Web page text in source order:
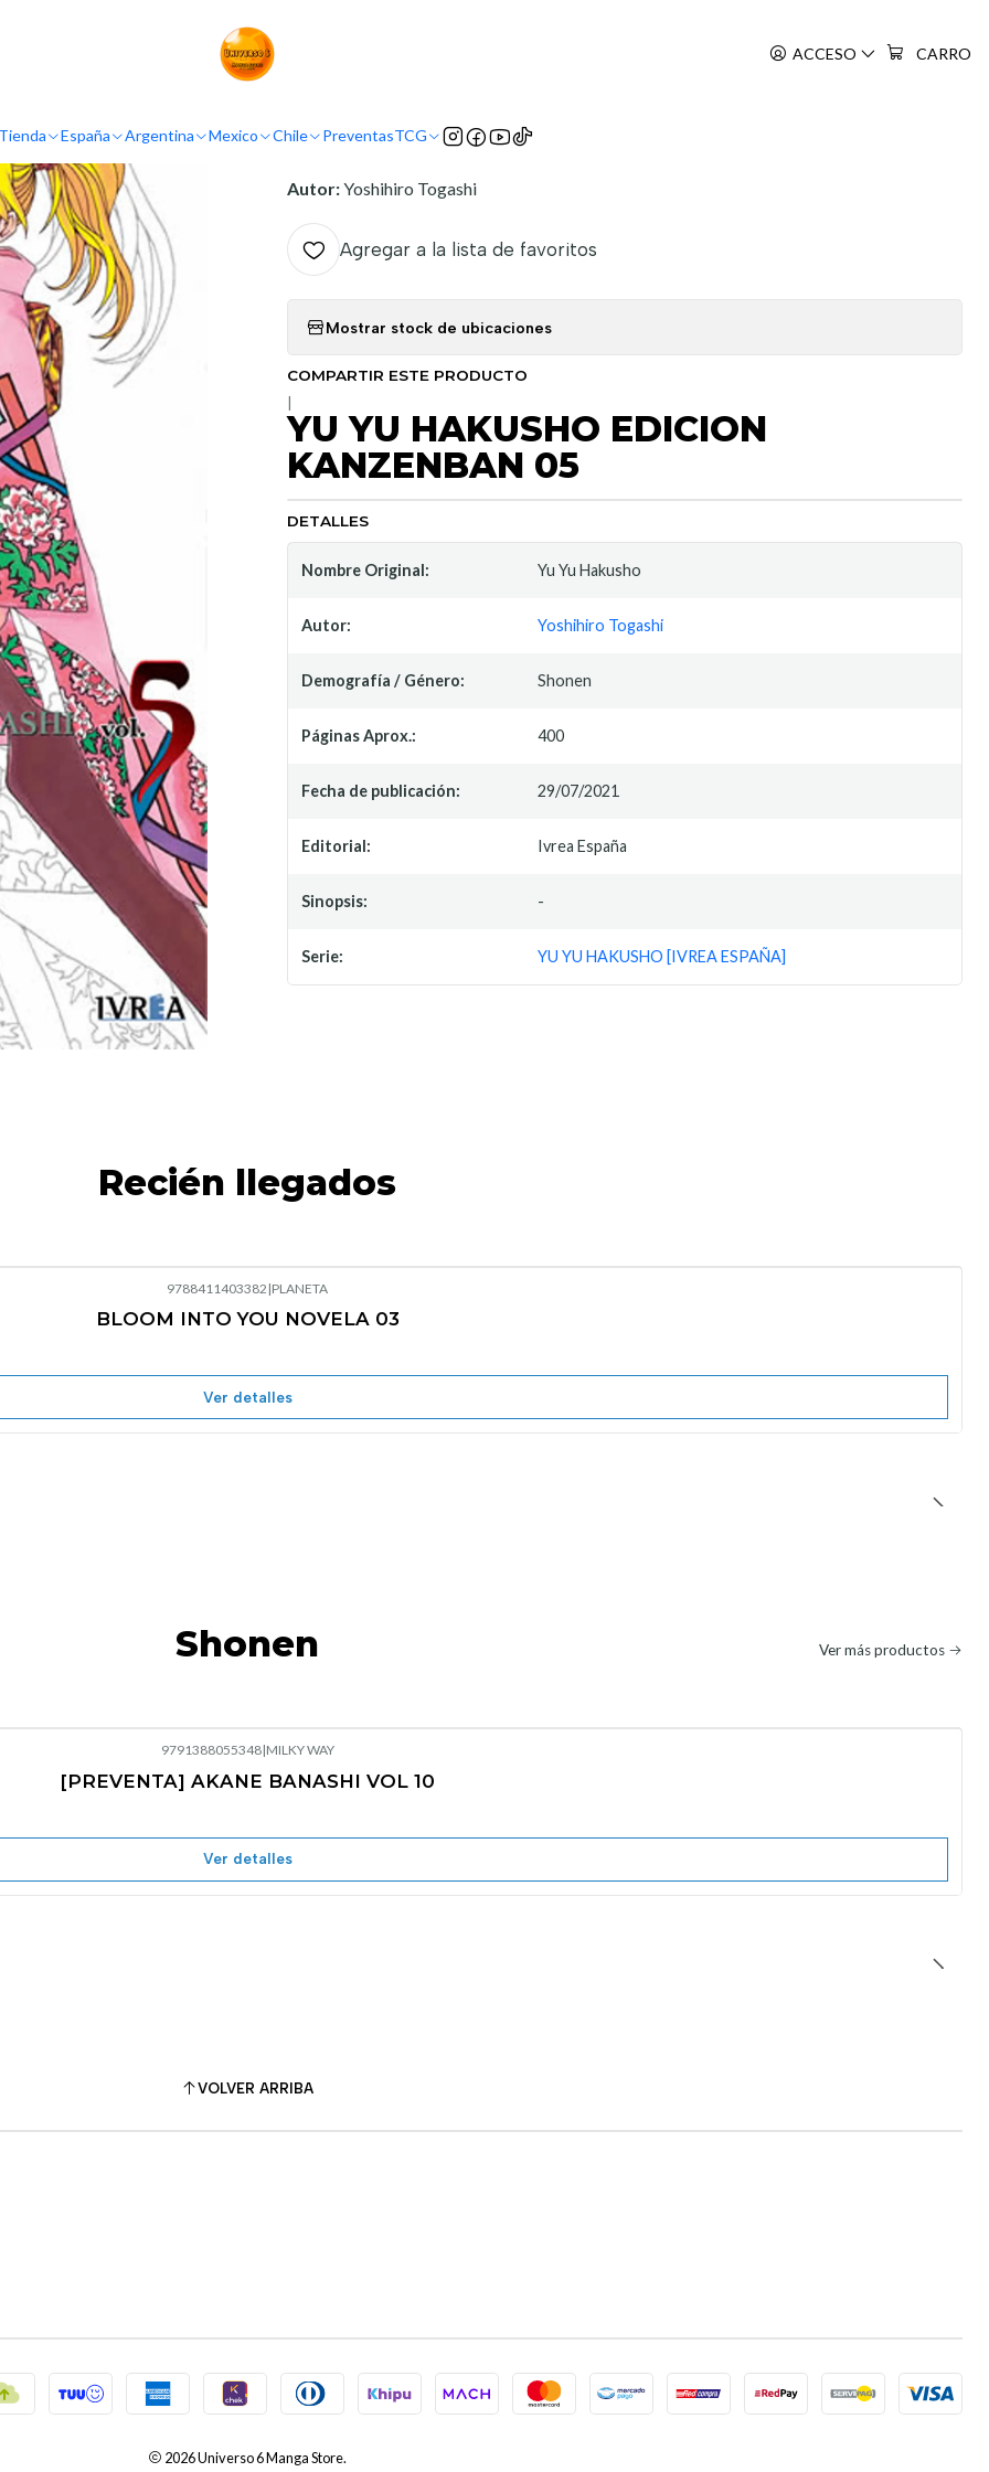
ACCESO CARRO
Tienda España Argentina Mexico Chile PreventasTCG
Nombre original:Yu Yu Hakusho
Autor:Yoshihiro Togashi
Agregar a la lista de favoritos
Mostrar stock de ubicaciones
COMPARTIR ESTE PRODUCTO
YU YU HAKUSHO EDICION
KANZENBAN 05
DETALLES
Nombre Original: Yu Yu Hakusho
Autor: Yoshihiro Togashi
Demografía / Género: Shonen
Páginas Aprox.: 400
Fecha de publicación: 29/07/2021
Editorial: Ivrea España
Sinopsis: -
Serie: YU YU HAKUSHO [IVREA ESPAÑA]
Recién llegados
9788411403382 |PLANETA
BLOOM INTO YOU NOVELA 03
Ver detalles
Shonen Ver más productos
9791388055348|MILKY WAY
[PREVENTA] AKANE BANASHI VOL 10
Ver detalles
VOLVER ARRIBA
2026 Universo 6 Manga Store.